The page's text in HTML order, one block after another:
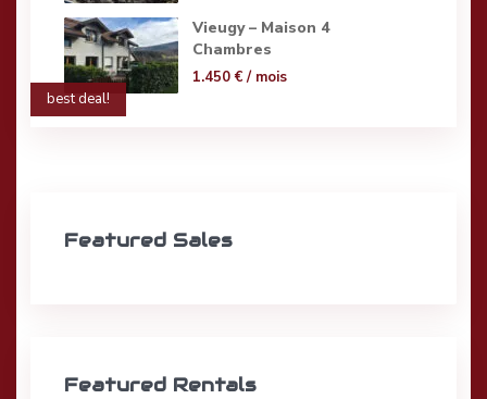
Vieugy – Maison 4
Chambres
1.450 €/ mois
best deal!
Featured Sales
Featured Rentals